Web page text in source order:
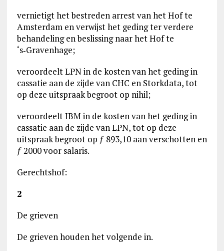
vernietigt het bestreden arrest van het Hof te
Amsterdam en verwijst het geding ter verdere
behandeling en beslissing naar het Hof te
‘s‑Gravenhage;
veroordeelt LPN in de kosten van het geding in
cassatie aan de zijde van CHC en Storkdata, tot
op deze uitspraak begroot op nihil;
veroordeelt IBM in de kosten van het geding in
cassatie aan de zijde van LPN, tot op deze
uitspraak begroot op ƒ 893,10 aan verschotten en
ƒ 2000 voor salaris.
Gerechtshof:
2
De grieven
De grieven houden het volgende in.